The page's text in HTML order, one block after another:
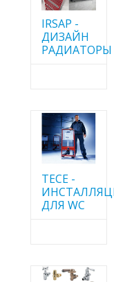
IRSAP -
ДИЗАЙН
РАДИАТОРЫ
TECE -
ДЛЯ WC